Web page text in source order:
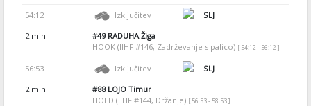
54:12 Izključitev
SLJ
2 min
#49RADUHA Žiga
HOOK (IIHF #146, Zadrževanje s palico) [ 54:12 - 56:12 ]
56:53 Izključitev
SLJ
2 min
#88LOJO Timur
HOLD (IIHF #144, Držanje) [ 56:53 - 58:53 ]